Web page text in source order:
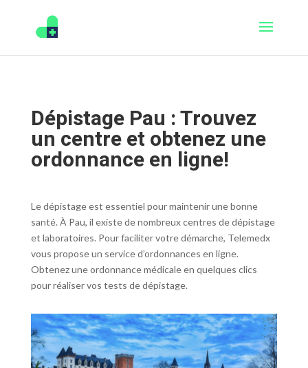
Dépistage Pau : Trouvez
un centre et obtenez une
ordonnance en ligne!
Le dépistage est essentiel pour maintenir une bonne
santé. À Pau, il existe de nombreux centres de dépistage
et laboratoires. Pour faciliter votre démarche, Telemedx
vous propose un service d’ordonnances en ligne.
Obtenez une ordonnance médicale en quelques clics
pour réaliser vos tests de dépistage.